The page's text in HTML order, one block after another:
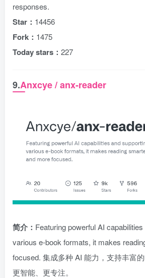
responses.
Star： 14456
Fork： 1475
Today stars： 227
9.Anxcye / anx-reader
简介： Featuring powerful AI
various e-book formats, it makes
focused. 集成多种 AI 能力，支持丰富
更智能、更专注。